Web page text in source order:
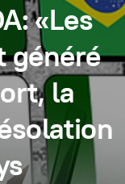
«Les
généré
la